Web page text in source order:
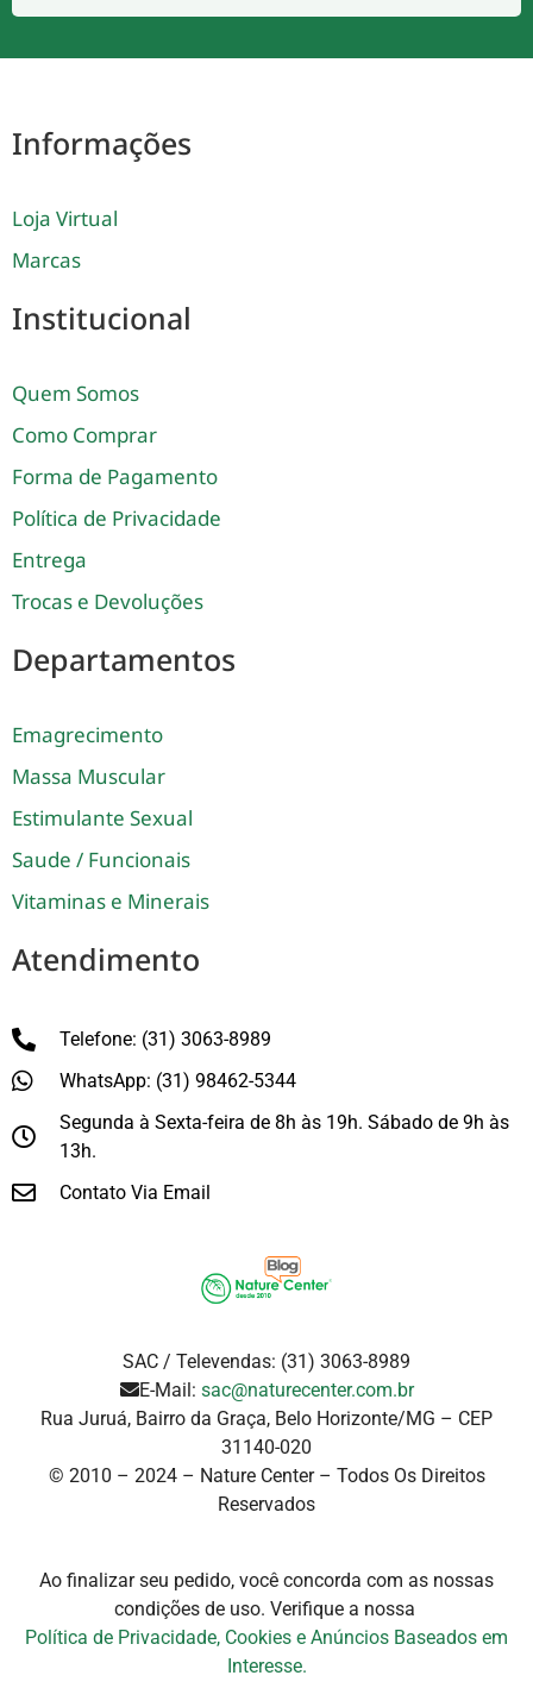
Informações
Loja Virtual
Marcas
Institucional
Quem Somos
Como Comprar
Forma de Pagamento
Política de Privacidade
Entrega
Trocas e Devoluções
Departamentos
Emagrecimento
Massa Muscular
Estimulante Sexual
Saude / Funcionais
Vitaminas e Minerais
Atendimento
Telefone: (31) 3063-8989
WhatsApp: (31) 98462-5344
Segunda à Sexta-feira de 8h às 19h. Sábado de 9h às
13h.
Contato Via Email
SAC / Televendas: (31) 3063-8989
E-Mail: sac@naturecenter.com.br
Rua Juruá, Bairro da Graça, Belo Horizonte/MG – CEP
31140-020
© 2010 – 2024 – Nature Center – Todos Os Direitos
Reservados
Ao finalizar seu pedido, você concorda com as nossas
condições de uso. Verifique a nossa
Política de Privacidade, Cookies e Anúncios Baseados em
Interesse.